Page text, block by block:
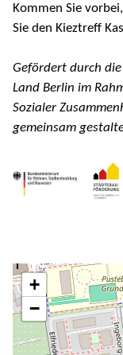
Kommen Sie
Sie den Kieztreff
Gefördert durch
Land Berlin im
Sozialer
gemeinsam
+
−